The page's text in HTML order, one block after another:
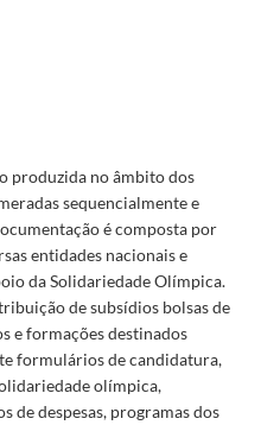
produzida no âmbito dos
sequencialmente e
é composta por
entidades nacionais e
da Solidariedade Olímpica.
de subsídios bolsas de
e formações destinados
formulários de candidatura,
olímpica,
de despesas, programas dos